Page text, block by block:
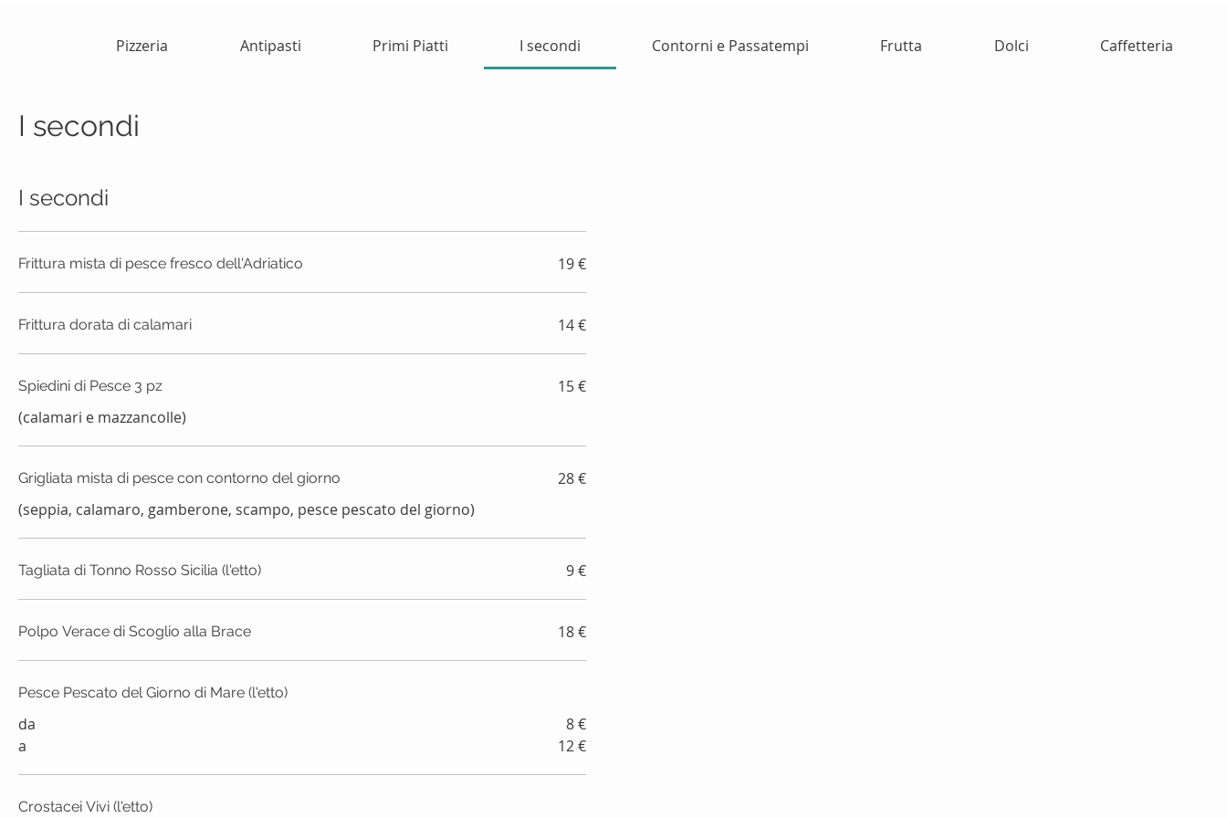
Pizzeria Antipasti Primi Piatti I secondi Contorni e Passatempi Frutta Dolci Caffetteria
I secondi
I secondi
Frittura mista di pesce fresco dell'Adriatico 19 €
Frittura dorata di calamari 14 €
Spiedini di Pesce 3 pz
(calamari e mazzancolle)
15 €
Grigliata mista di pesce con contorno del giorno
(seppia, calamaro, gamberone, scampo, pesce pescato del giorno)
28 €
Tagliata di Tonno Rosso Sicilia (l'etto) 9 €
Polpo Verace di Scoglio alla Brace 18 €
Pesce Pescato del Giorno di Mare (l'etto)
da
8 €
a
12 €
Crostacei Vivi (l'etto)